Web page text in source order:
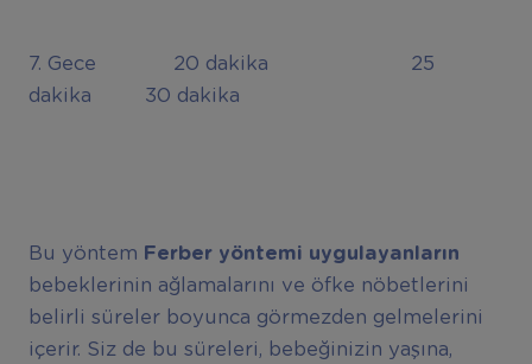
7. Gece 20 dakika 25
dakika 30 dakika
Bu yöntem Ferber yöntemi uygulayanların
bebeklerinin ağlamalarını ve öfke nöbetlerini
belirli süreler boyunca görmezden gelmelerini
içerir. Siz de bu süreleri, bebeğinizin yaşına,